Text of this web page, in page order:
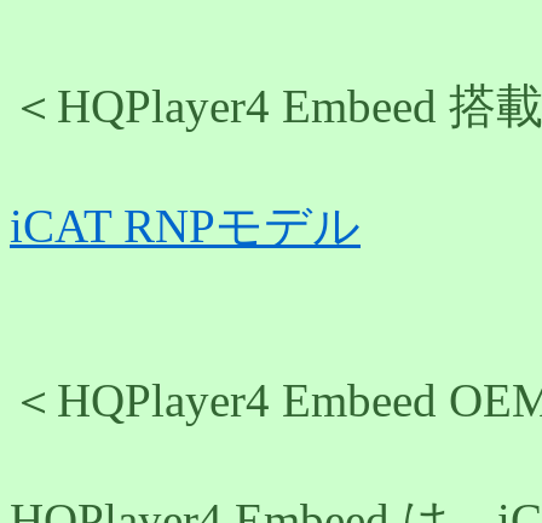
＜HQPlayer4 Embeed 搭
iCAT RNPモデル
＜HQPlayer4 Embeed